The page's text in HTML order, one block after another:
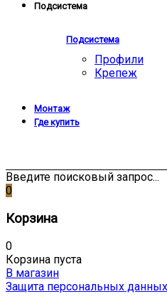
Подсистема
Подсистема
Профили
Крепеж
Монтаж
Где купить
Введите поисковый запрос...
0
Корзина
0
Корзина пуста
В магазин
Защита персональных данных